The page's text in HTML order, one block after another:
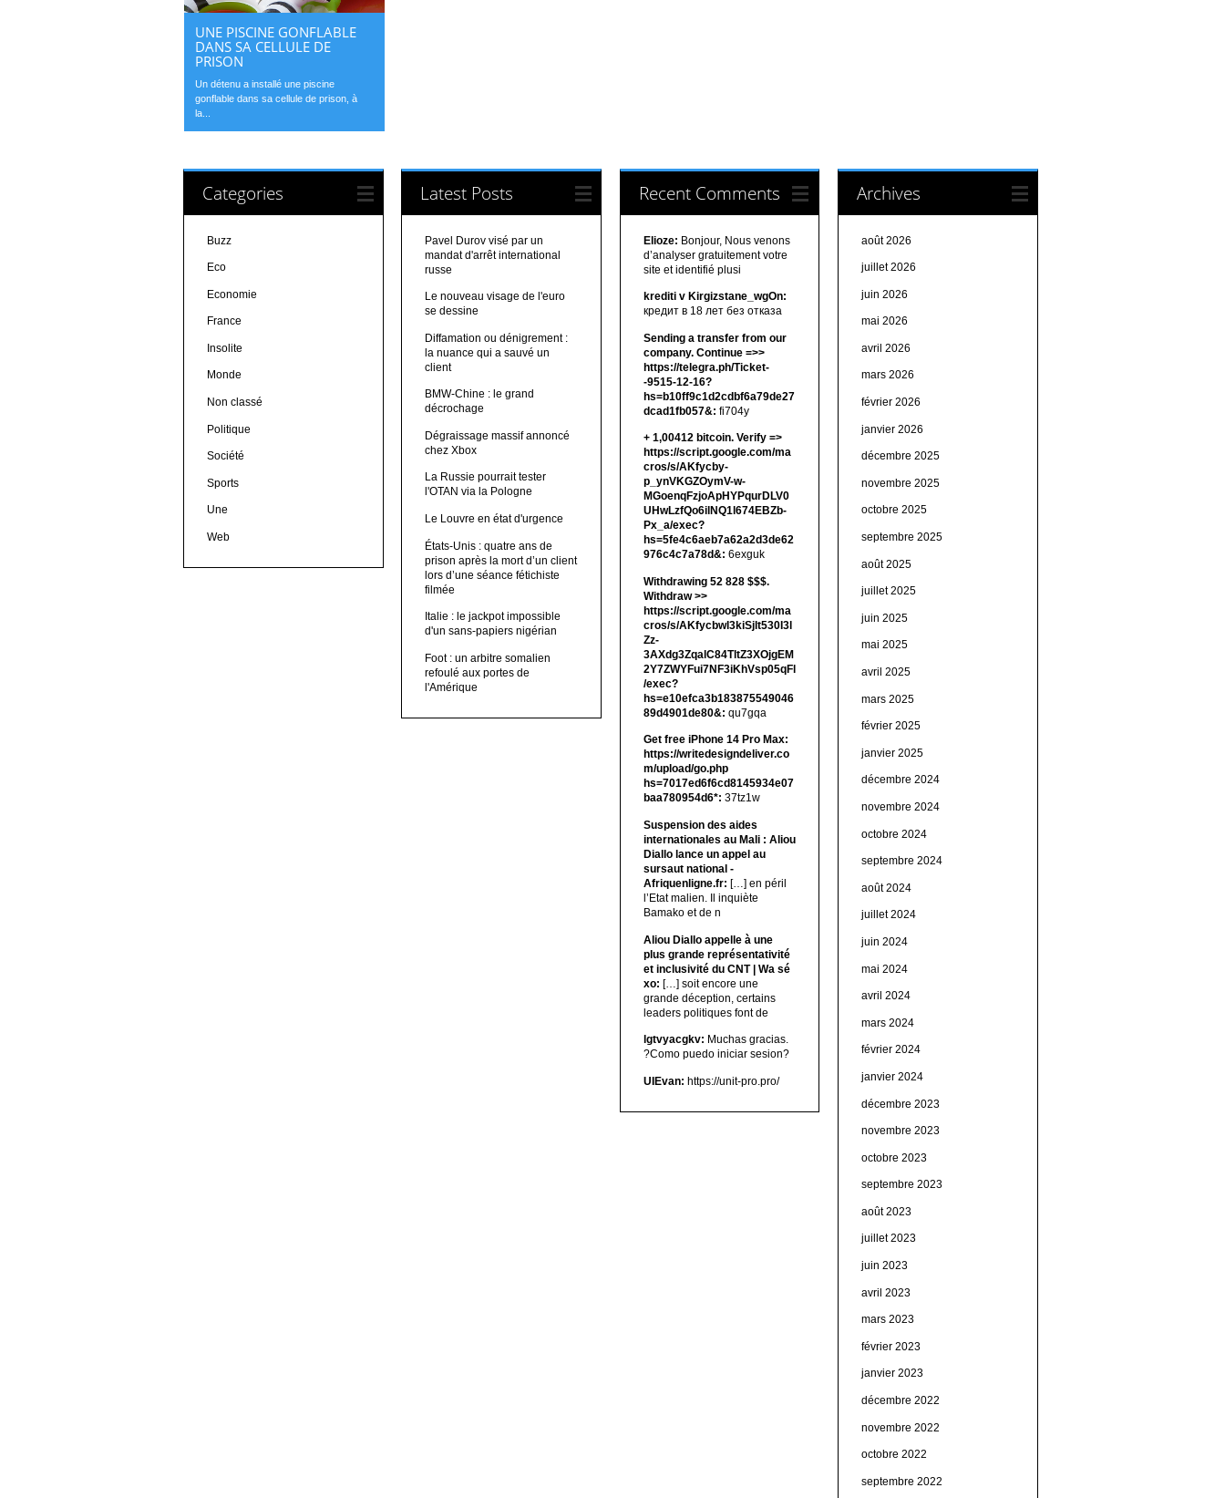
UNE PISCINE GONFLABLE
DANS SA CELLULE DE
PRISON
Un détenu a installé une piscine
gonflable dans sa cellule de prison, à
la...
Categories
Buzz
Eco
Economie
France
Insolite
Monde
Non classé
Politique
Société
Sports
Une
Web
Latest Posts
Pavel Durov visé par un
mandat d'arrêt international
russe
Le nouveau visage de l'euro
se dessine
Diffamation ou dénigrement :
la nuance qui a sauvé un
client
BMW-Chine : le grand
décrochage
Dégraissage massif annoncé
chez Xbox
La Russie pourrait tester
l'OTAN via la Pologne
Le Louvre en état d'urgence
États-Unis : quatre ans de
prison après la mort d’un client
lors d’une séance fétichiste
filmée
Italie : le jackpot impossible
d'un sans-papiers nigérian
Foot : un arbitre somalien
refoulé aux portes de
l'Amérique
Recent Comments
Elioze: Bonjour, Nous venons
d’analyser gratuitement votre
site et identifié plusi
krediti v Kirgizstane_wgOn:
кредит в 18 лет без отказа
Sending a transfer from our
company. Continue =>>
https://telegra.ph/Ticket-
-9515-12-16?
hs=b10ff9c1d2cdbf6a79de27
dcad1fb057&: fi704y
+ 1,00412 bitсоin. Verify =>
https://script.google.com/ma
cros/s/AKfycby-
p_ynVKGZOymV-w-
MGoenqFzjoApHYPqurDLV0
UHwLzfQo6ilNQ1l674EBZb-
Px_a/exec?
hs=5fe4c6aeb7a62a2d3de62
976c4c7a78d&: 6exguk
Withdrawing 52 828 $$$.
Withdrаw >>
https://script.google.com/ma
cros/s/AKfycbwl3kiSjlt530I3l
Zz-
3AXdg3ZqalC84TltZ3XOjgEM
2Y7ZWYFui7NF3iKhVsp05qFl
/exec?
hs=e10efca3b183875549046
89d4901de80&: qu7gqa
Get free iPhone 14 Pro Max:
https://writedesigndeliver.co
m/upload/go.php
hs=7017ed6f6cd8145934e07
baa780954d6*: 37tz1w
Suspension des aides
internationales au Mali : Aliou
Diallo lance un appel au
sursaut national -
Afriquenligne.fr: […] en péril
l’Etat malien. Il inquiète
Bamako et de n
Aliou Diallo appelle à une
plus grande représentativité
et inclusivité du CNT | Wa sé
xo: […] soit encore une
grande déception, certains
leaders politiques font de
lgtvyacgkv: Muchas gracias.
?Como puedo iniciar sesion?
UIEvan: https://unit-pro.pro/
Archives
août 2026
juillet 2026
juin 2026
mai 2026
avril 2026
mars 2026
février 2026
janvier 2026
décembre 2025
novembre 2025
octobre 2025
septembre 2025
août 2025
juillet 2025
juin 2025
mai 2025
avril 2025
mars 2025
février 2025
janvier 2025
décembre 2024
novembre 2024
octobre 2024
septembre 2024
août 2024
juillet 2024
juin 2024
mai 2024
avril 2024
mars 2024
février 2024
janvier 2024
décembre 2023
novembre 2023
octobre 2023
septembre 2023
août 2023
juillet 2023
juin 2023
avril 2023
mars 2023
février 2023
janvier 2023
décembre 2022
novembre 2022
octobre 2022
septembre 2022